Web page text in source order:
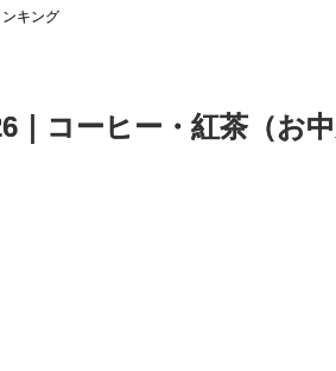
キング
｜コーヒー・紅茶（お